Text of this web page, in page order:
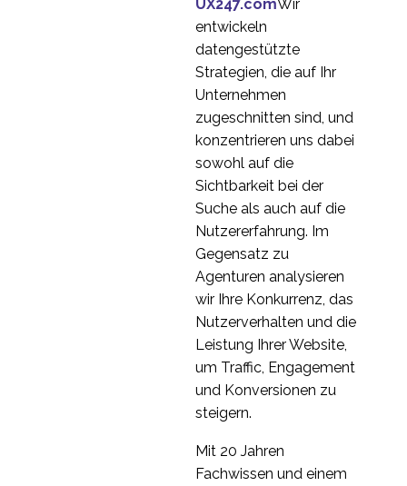
2
UX-Forschung in
1
Benutzertests in einer
0
02. November 2016
Interview-Reihe:
Einblicke in die UX-
Branche mit Nacho
2
Nutzerforschung (Teil 1)
1
Warum sich deutsche
vergewissern und was
das für Ihre Website
0
internationalen
lokalisieren müssen
UX247.comWir
entwickeln
datengestützte
Strategien, die auf Ihr
Unternehmen
zugeschnitten sind, und
konzentrieren uns dabei
sowohl auf die
Sichtbarkeit bei der
Suche als auch auf die
Nutzererfahrung. Im
Gegensatz zu
Agenturen analysieren
wir Ihre Konkurrenz, das
Nutzerverhalten und die
Leistung Ihrer Website,
um Traffic, Engagement
und Konversionen zu
steigern.
Mit 20 Jahren
Fachwissen und einem